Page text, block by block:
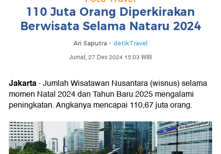
110 Juta Orang Diperkirakan
Berwisata Selama Nataru 2024
Ari Saputra - detikTravel
Jumat, 27 Des 2024 15:03 WIB
Jakarta- Jumlah Wisatawan Nusantara (wisnus) selama
momen Natal 2024 dan Tahun Baru 2025 mengalami
peningkatan. Angkanya mencapai 110,67 juta orang.